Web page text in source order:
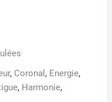
, Coronal , Energie,
, Harmonie,